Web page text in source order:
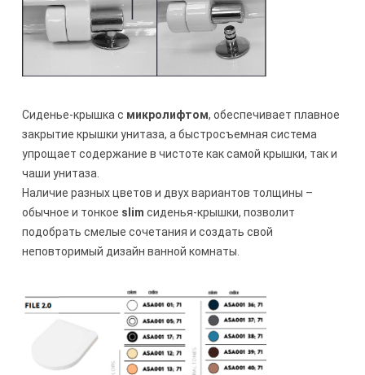
Сиденье-крышка с микролифтом, обеспечивает плавное
закрытие крышки унитаза, а быстросъемная система
упрощает содержание в чистоте как самой крышки, так и
чаши унитаза.
Наличие разных цветов и двух вариантов толщины –
обычное и тонкое slim сиденья-крышки, позволит
подобрать смелые сочетания и создать свой
неповторимый дизайн ванной комнаты.